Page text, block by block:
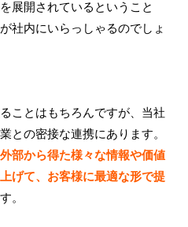
展開されているということ
社内にいらっしゃるのでしょ
ことはもちろんですが、当社
との密接な連携にあります。
外部から得た様々な情報や価値
げて、お客様に最適な形で提
。